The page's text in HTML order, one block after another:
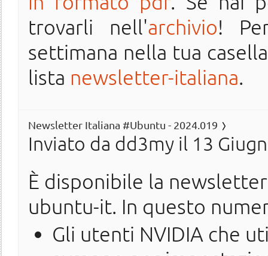
trovarli nell'archivio!
settimana nella tua
lista newsletter-italiana.
Newsletter Italiana #Ubuntu - 2024.019
Inviato da dd3my il 13
È disponibile la
ubuntu-it. In questo
Gli utenti NVIDIA che